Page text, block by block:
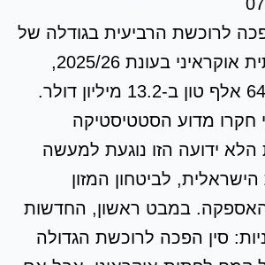
לרוכשת הרביעית בגודלה של
קמח לפתית אוקראיני בעונת 2025/26,
ורכשה 64.7 אלף טון ב-13.2 מיליון דולר.
חקרו מדוע הסטטיסטיקה
ידועה הזו נוגעת למעשה
לביטחון המזון
האספקה. במבט ראשון, החדשות
סין הפכה לרוכשת הגדולה